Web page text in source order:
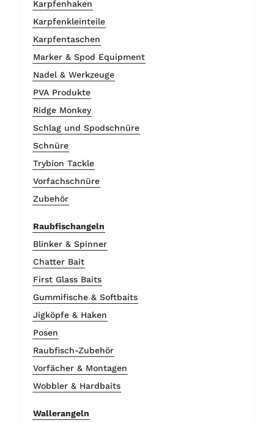
Karpfenhaken
Karpfenkleinteile
Karpfentaschen
Marker & Spod Equipment
Nadel & Werkzeuge
PVA Produkte
Ridge Monkey
Schlag und Spodschnüre
Schnüre
Trybion Tackle
Vorfachschnüre
Zubehör
Raubfischangeln
Blinker & Spinner
Chatter Bait
First Glass Baits
Gummifische & Softbaits
Jigköpfe & Haken
Posen
Raubfisch-Zubehör
Vorfächer & Montagen
Wobbler & Hardbaits
Wallerangeln